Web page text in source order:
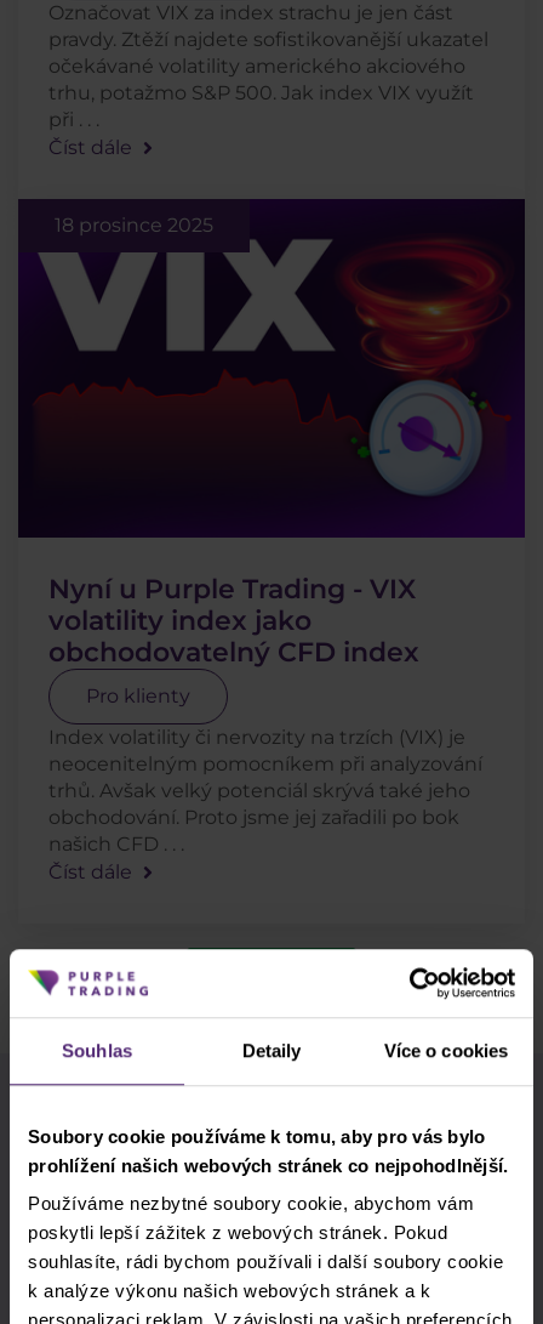
Souhlas Detaily Více o cookies
Soubory cookie používáme k tomu, aby pro vás bylo
prohlížení našich webových stránek co nejpohodlnější.
Používáme nezbytné soubory cookie, abychom vám
poskytli lepší zážitek z webových stránek. Pokud
souhlasíte, rádi bychom používali i další soubory cookie
k analýze výkonu našich webových stránek a k
Označovat VIX za index strachu je jen část
pravdy. Ztěží najdete sofistikovanější ukazatel
očekávané volatility amerického akciového
trhu, potažmo S&P 500. Jak index VIX využít
při . . .
Číst dále
18 prosince 2025
Nyní u Purple Trading - VIX
volatility index jako
obchodovatelný CFD index
Pro klienty
Index volatility či nervozity na trzích (VIX) je
neocenitelným pomocníkem při analyzování
trhů. Avšak velký potenciál skrývá také jeho
obchodování. Proto jsme jej zařadili po bok
našich CFD . . .
Číst dále
Akcie Akciové indexy Apple
Clash CFD cTrader DAX
Donald Trump EURCZK Forex